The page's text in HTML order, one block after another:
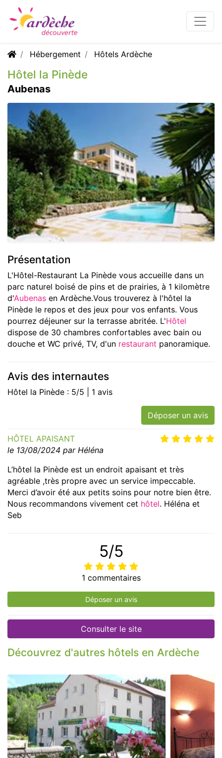
Hébergement Hôtels Ardèche
Hôtel la Pinède
Aubenas
Présentation
L'Hôtel-Restaurant La Pinède vous accueille dans un
parc naturel boisé de pins et de prairies, à 1 kilomètre
d'Aubenas en Ardèche.Vous trouverez à l'hôtel la
Pinède le repos et des jeux pour vos enfants. Vous
pourrez déjeuner sur la terrasse abritée. L'Hôtel
dispose de 30 chambres confortables avec bain ou
douche et WC privé, TV, d'un restaurant panoramique.
Avis des internautes
Hôtel la Pinède : 5/5 | 1 avis
Déposer un avis
HÔTEL APAISANT
le 13/08/2024 par Héléna
L’hôtel la Pinède est un endroit apaisant et très
agréable ,très propre avec un service impeccable.
Merci d’avoir été aux petits soins pour notre bien être.
Nous recommandons vivement cet hôtel. Héléna et
Seb
5/5
1 commentaires
Déposer un avis
Consulter le site
Découvrez d'autres hôtels en Ardèche